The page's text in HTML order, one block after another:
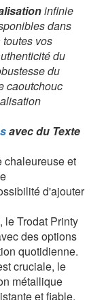
infinie
dans
vos
du
du
caoutchouc
avec du Texte
chaleureuse et
d'ajouter
le Trodat Printy
des options
quotidienne.
cruciale, le
métallique
et fiable.